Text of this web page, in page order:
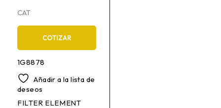
CAT
COTIZAR
1G8878
Añadir a la lista de
deseos
FILTER ELEMENT